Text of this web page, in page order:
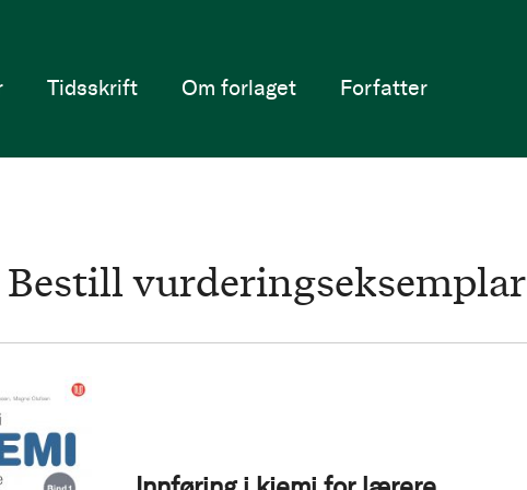
Tidsskrift Om forlaget Forfatter
Bestill vurderingseksemplar